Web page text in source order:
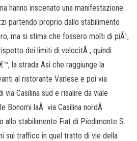
hanno inscenato una manifestazione
partendo proprio dallo stabilimento
ma si stima che fossero molti di piÃ¹,
dei limiti di velocitÃ , quindi
la strada Asi che raggiunge la
al ristorante Varlese e poi via
via Casilina sud e risalire da viale
Bonomi laÂ via Casilina nordÂ
allo stabilimento Fiat di Piedimonte S.
sul traffico in quel tratto di vie della